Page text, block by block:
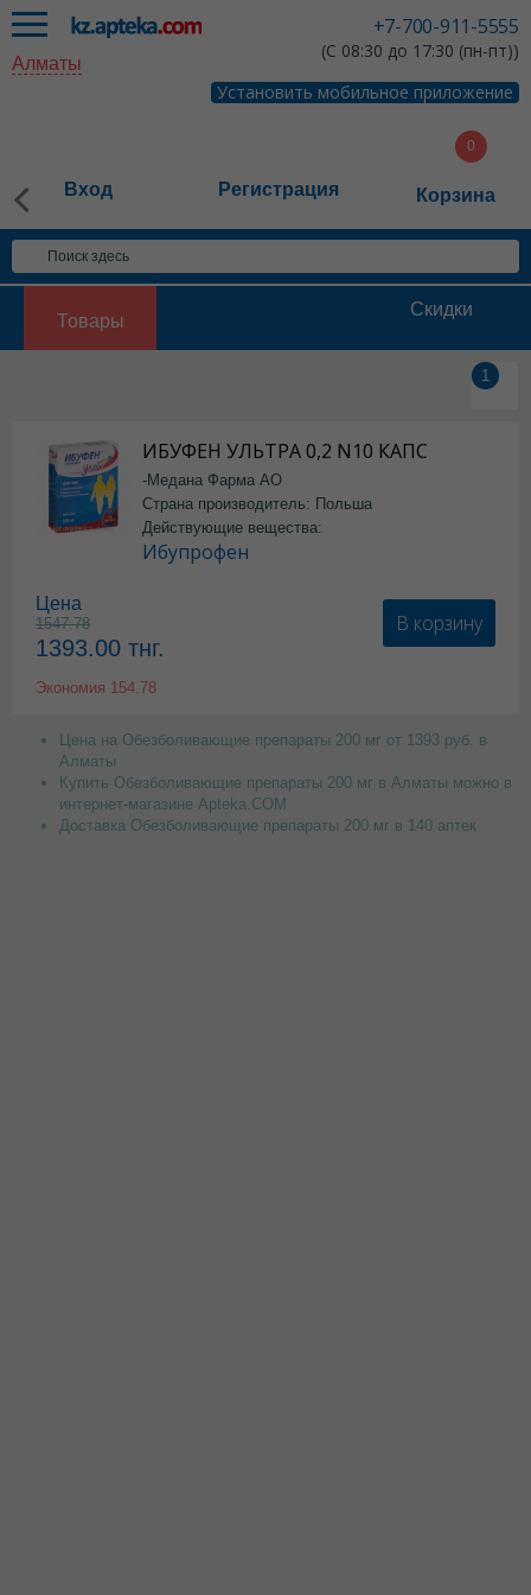
+7-700-911-5555
(С 08:30 до 17:30 (пн-пт))
Установить мобильное приложение
Алматы
Вход Регистрация Корзина
Товары
Скидки
1
ИБУФЕН УЛЬТРА 0,2 N10 КАПС
-Медана Фарма АО
Страна производитель: Польша
Действующие вещества:
Ибупрофен
Цена
1547.78
1393.00 тнг.
Экономия 154.78
В корзину
Цена на Обезболивающие препараты 200 мг от 1393 руб. в
Алматы
Купить Обезболивающие препараты 200 мг в Алматы можно в
интернет-магазине Apteka.COM
Доставка Обезболивающие препараты 200 мг в 140 аптек